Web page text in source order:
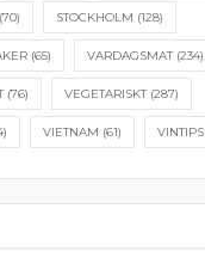
(70) STOCKHOLM (128)
(65) VARDAGSMAT(234)
(76) VEGETARISKT(287)
VIETNAM (61) VINTIPS